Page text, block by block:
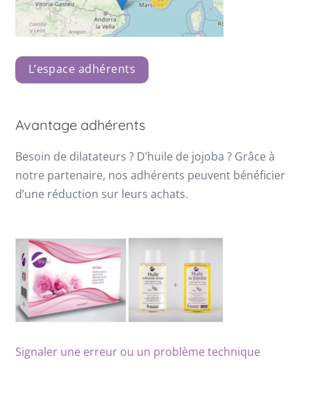
L’espace adhérents
Avantage adhérents
Besoin de dilatateurs ? D’huile de jojoba ? Grâce à
notre partenaire, nos adhérents peuvent bénéficier
d’une réduction sur leurs achats.
Signaler une erreur ou un problème technique